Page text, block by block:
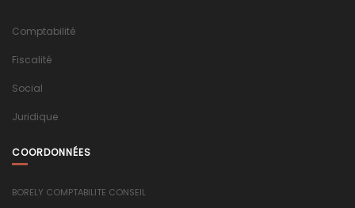
Comptabilité
Fiscalité
Social
Juridique
COORDONNÉES
BORELY COMPTABILITE CONSEIL